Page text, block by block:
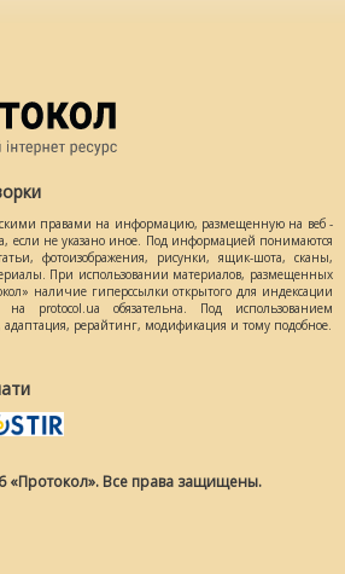
правами на информацию, размещенную на веб -
если не указано иное. Под информацией понимаются
фотоизображения, рисунки, ящик-шота, сканы,
При использовании материалов, размещенных
наличие гиперссылки открытого для индексации
protocol.ua обязательна. Под использованием
адаптация, рерайтинг, модификация и тому подобное.
«Протокол». Все права защищены.